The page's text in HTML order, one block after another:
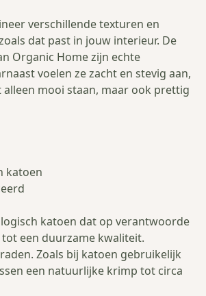
verschillende texturen en
dat past in jouw interieur. De
Organic Home zijn echte
voelen ze zacht en stevig aan,
mooi staan, maar ook prettig
katoen
katoen dat op verantwoorde
een duurzame kwaliteit.
Zoals bij katoen gebruikelijk
een natuurlijke krimp tot circa